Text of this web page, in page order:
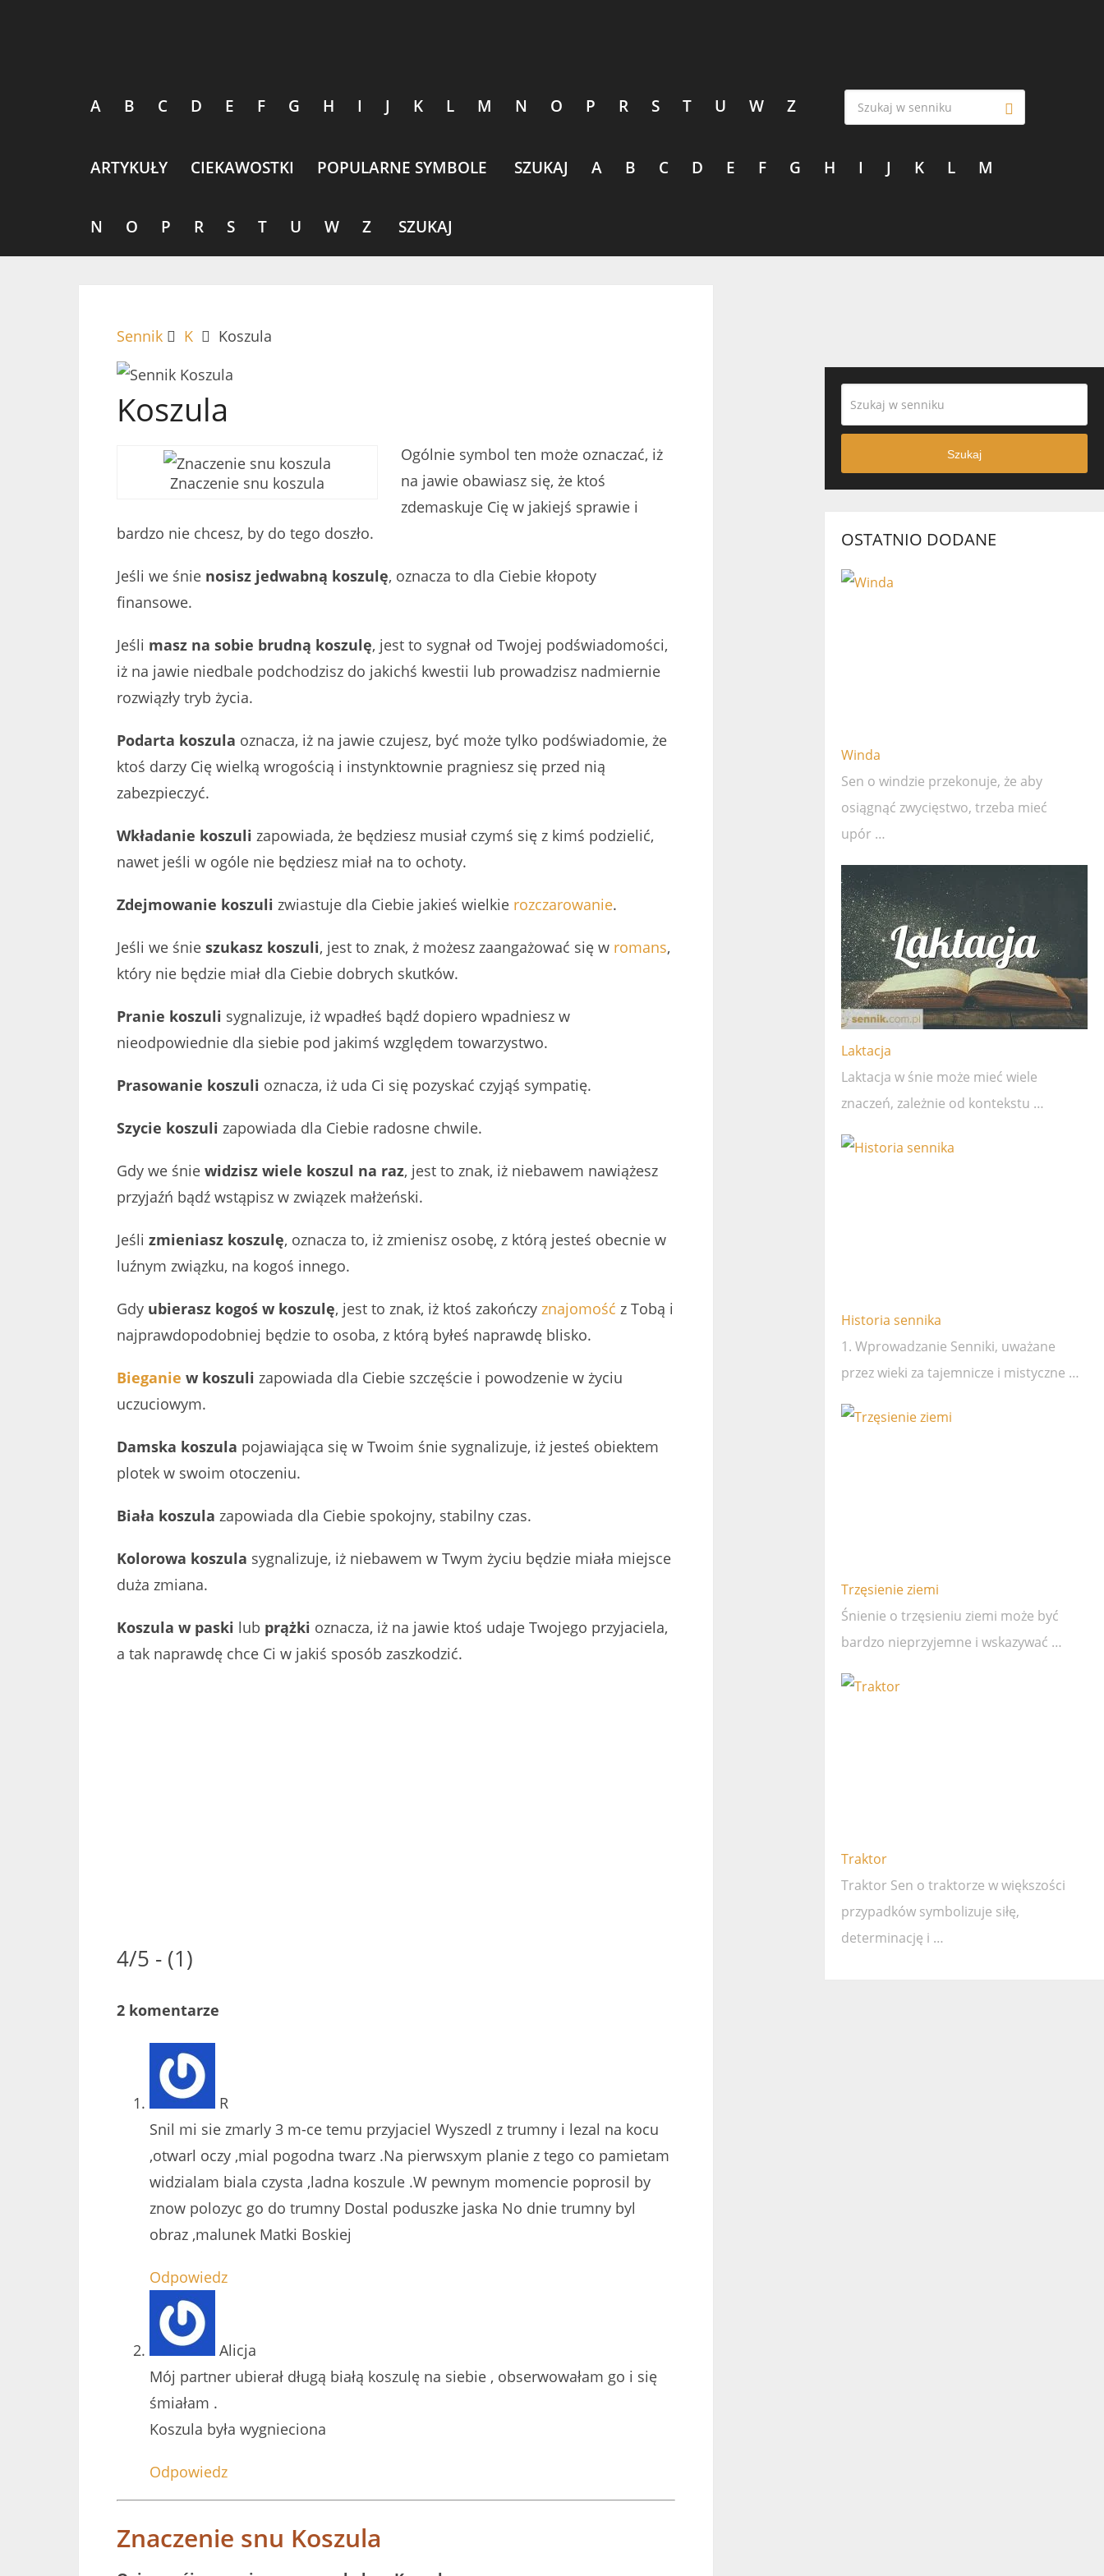
A B C D E F G H I J K L M N O P R S T U W Z
ARTYKUŁY CIEKAWOSTKI POPULARNE SYMBOLE SZUKAJ A B C D E F G H I J K L M
N O P R S T U W Z SZUKAJ
Sennik K Koszula
Koszula
Znaczenie snu koszula
Ogólnie symbol ten może oznaczać, iż
na jawie obawiasz się, że ktoś
zdemaskuje Cię w jakiejś sprawie i
bardzo nie chcesz, by do tego doszło.
Jeśli we śnie nosisz jedwabną koszulę, oznacza to dla Ciebie kłopoty
finansowe.
Jeśli masz na sobie brudną koszulę, jest to sygnał od Twojej podświadomości,
iż na jawie niedbale podchodzisz do jakichś kwestii lub prowadzisz nadmiernie
rozwiązły tryb życia.
Podarta koszula oznacza, iż na jawie czujesz, być może tylko podświadomie, że
ktoś darzy Cię wielką wrogością i instynktownie pragniesz się przed nią
zabezpieczyć.
Wkładanie koszuli zapowiada, że będziesz musiał czymś się z kimś podzielić,
nawet jeśli w ogóle nie będziesz miał na to ochoty.
Zdejmowanie koszuli zwiastuje dla Ciebie jakieś wielkie rozczarowanie.
Jeśli we śnie szukasz koszuli, jest to znak, ż możesz zaangażować się w romans,
który nie będzie miał dla Ciebie dobrych skutków.
Pranie koszuli sygnalizuje, iż wpadłeś bądź dopiero wpadniesz w
nieodpowiednie dla siebie pod jakimś względem towarzystwo.
Prasowanie koszuli oznacza, iż uda Ci się pozyskać czyjąś sympatię.
Szycie koszuli zapowiada dla Ciebie radosne chwile.
Gdy we śnie widzisz wiele koszul na raz, jest to znak, iż niebawem nawiążesz
przyjaźń bądź wstąpisz w związek małżeński.
Jeśli zmieniasz koszulę, oznacza to, iż zmienisz osobę, z którą jesteś obecnie w
luźnym związku, na kogoś innego.
Gdy ubierasz kogoś w koszulę, jest to znak, iż ktoś zakończy znajomość z Tobą i
najprawdopodobniej będzie to osoba, z którą byłeś naprawdę blisko.
Bieganie w koszuli zapowiada dla Ciebie szczęście i powodzenie w życiu
uczuciowym.
Damska koszula pojawiająca się w Twoim śnie sygnalizuje, iż jesteś obiektem
plotek w swoim otoczeniu.
Biała koszula zapowiada dla Ciebie spokojny, stabilny czas.
Kolorowa koszula sygnalizuje, iż niebawem w Twym życiu będzie miała miejsce
duża zmiana.
Koszula w paski lub prążki oznacza, iż na jawie ktoś udaje Twojego przyjaciela,
a tak naprawdę chce Ci w jakiś sposób zaszkodzić.
4/5 - (1)
2 komentarze
R
Snil mi sie zmarly 3 m-ce temu przyjaciel Wyszedl z trumny i lezal na kocu
,otwarl oczy ,mial pogodna twarz .Na pierwsxym planie z tego co pamietam
widzialam biala czysta ,ladna koszule .W pewnym momencie poprosil by
znow polozyc go do trumny Dostal poduszke jaska No dnie trumny byl
obraz ,malunek Matki Boskiej
Odpowiedz
Alicja
Mój partner ubierał długą białą koszulę na siebie , obserwowałam go i się
śmiałam .
Koszula była wygnieciona
Odpowiedz
Znaczenie snu Koszula
Szukaj
OSTATNIO DODANE
Winda
Sen o windzie przekonuje, że ​​aby
osiągnąć zwycięstwo, trzeba mieć
upór …
Laktacja
Laktacja w śnie może mieć wiele
znaczeń, zależnie od kontekstu …
Historia sennika
1. Wprowadzanie Senniki, uważane
przez wieki za tajemnicze i mistyczne …
Trzęsienie ziemi
Śnienie o trzęsieniu ziemi może być
bardzo nieprzyjemne i wskazywać …
Traktor
Traktor Sen o traktorze w większości
przypadków symbolizuje siłę,
determinację i …